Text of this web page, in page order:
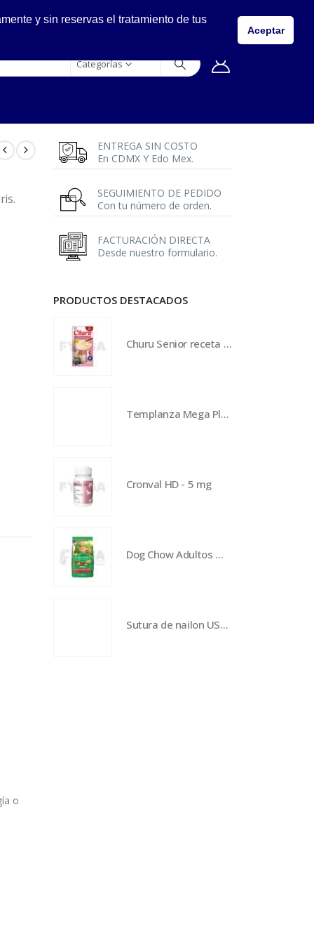
5557149400
Categorías
o
ENTREGA SIN COSTO
En CDMX Y Edo Mex.
SEGUIMIENTO DE PEDIDO
Con tu número de orden.
FACTURACIÓN DIRECTA
Desde nuestro formulario.
PRODUCTOS DESTACADOS
Churu Senior receta de atún con salmón - 4 piezas
Templanza Mega Plumax - 40 kg
Cronval HD - 5 mg
Dog Chow Adultos Medianos y grandes - 25 kg
Sutura de nailon USP 3-0 de 70 cm con aguja de 26 mm
y sin reservas el tratamiento de tus
Aceptar